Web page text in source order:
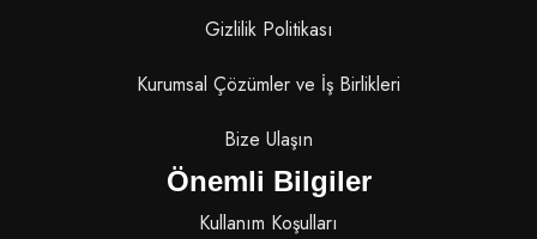
Gizlilik Politikası
Kurumsal Çözümler ve İş Birlikleri
Bize Ulaşın
Önemli Bilgiler
Kullanım Koşulları